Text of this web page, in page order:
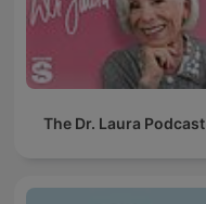
The Dr. Laura Podcast